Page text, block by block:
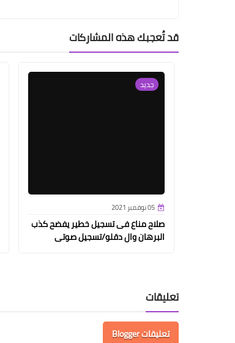
قد تُعجبك هذه المشاركات
جديد
05 نوفمبر 2021
صلاح مناع فى تسجيل خطير يفضح كذب
البرهان وال دقلو/تسجيل صوتى
تعليقات
تعليقات Blogger